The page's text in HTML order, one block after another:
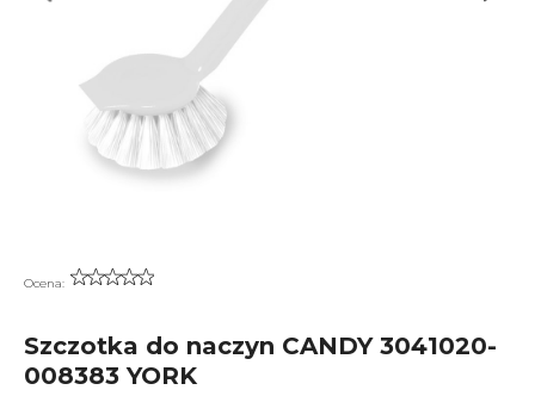
Ocena:
Szczotka do naczyn CANDY 3041020-
008383 YORK